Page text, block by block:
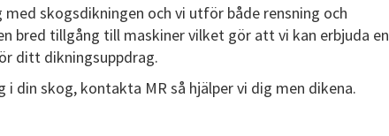
med skogsdikningen och vi utför både rensning och
bred tillgång till maskiner vilket gör att vi kan erbjuda en
ditt dikningsuppdrag.
i din skog, kontakta MR så hjälper vi dig men dikena.